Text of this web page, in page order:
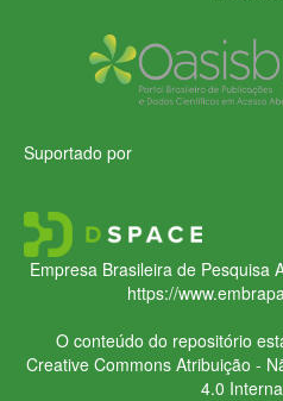
Suportado por
Empresa Brasileira de Pesquisa
https://
O conteúdo do repositório
Creative CommonsAtribuição -
4.0